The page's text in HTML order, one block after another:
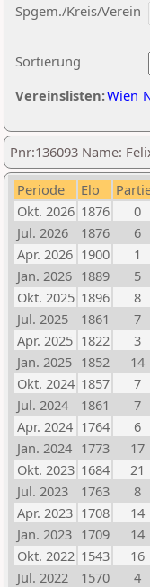
Sortierung
Spgem./Kreis/Verein
Vereinslisten:Wien
Pnr:136093 Name:
Periode Elo
Okt. 2026 1876 0
Jul. 2026
1876 6
Apr. 2026 1900 1
Jan. 2026 1889 5
Okt. 2025 1896 8
Jul. 2025
1861 7
Apr. 2025 1822 3
Jan. 2025 1852 14
Okt. 2024 1857 7
Jul. 2024
1861 7
Apr. 2024 1764 6
Jan. 2024 1773 17
Okt. 2023 1684 21
Jul. 2023
1763 8
Apr. 2023 1708 14
Jan. 2023 1709 14
Okt. 2022 1543 16
Jul. 2022
1570 4